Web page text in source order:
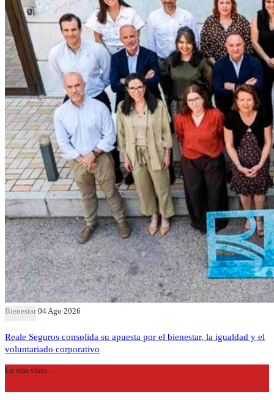
Bienestar 04 Ago 2026
Reale Seguros consolida su apuesta por el bienestar, la igualdad y el
voluntariado corporativo
Lo más visto…